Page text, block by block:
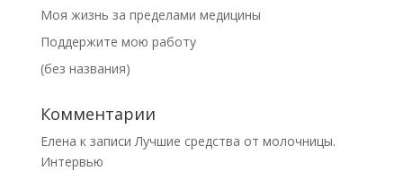
Моя жизнь за пределами медицины
Поддержите мою работу
(без названия)
Комментарии
Елена к записиЛучшие средства от молочницы.
Интервью